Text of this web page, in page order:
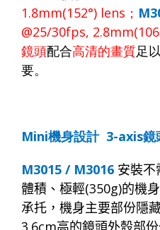
1.8mm(152°) lens ；
@25/30fps, 2.8mm(106
鏡頭配合高清的畫質足
要。
Mini機身設計3-axis鏡
M3015 / M3016 安裝不
體積、極輕(350g)的機
承托，機身主要部份隱
3.6cm高的鏡頭外殼部份